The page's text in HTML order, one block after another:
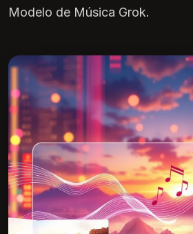
Modelo de Música Grok.